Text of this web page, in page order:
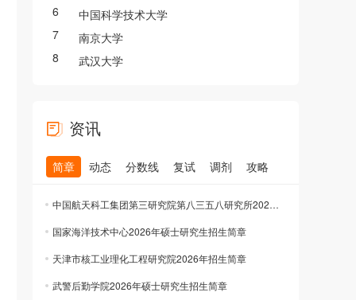
6
中国科学技术大学
7
南京大学
8
武汉大学
资讯
简章 动态 分数线 复试 调剂 攻略
中国航天科工集团第三研究院第八三五八研究所2026年统考生招生简章
国家海洋技术中心2026年硕士研究生招生简章
天津市核工业理化工程研究院2026年招生简章
武警后勤学院2026年硕士研究生招生简章